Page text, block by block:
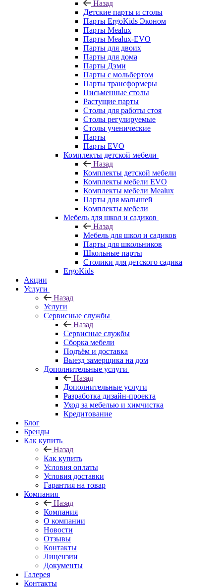
Назад
Детские парты и столы
Парты ErgoKids Эконом
Парты Mealux
Парты Mealux-EVO
Парты для двоих
Парты для дома
Парты Дэми
Парты с мольбертом
Парты трансформеры
Письменные столы
Растущие парты
Столы для работы стоя
Столы регулируемые
Столы ученические
Парты
Парты EVO
Комплекты детской мебели
Назад
Комплекты детской мебели
Комплекты мебели EVO
Комплекты мебели Mealux
Парты для малышей
Комплекты мебели
Мебель для школ и садиков
Назад
Мебель для школ и садиков
Парты для школьников
Школьные парты
Столики для детского садика
ErgoKids
Акции
Услуги
Назад
Услуги
Сервисные службы
Назад
Сервисные службы
Сборка мебели
Подъём и доставка
Выезд замерщика на дом
Дополнительные услуги
Назад
Дополнительные услуги
Разработка дизайн-проекта
Уход за мебелью и химчистка
Кредитование
Блог
Бренды
Как купить
Назад
Как купить
Условия оплаты
Условия доставки
Гарантия на товар
Компания
Назад
Компания
О компании
Новости
Отзывы
Контакты
Лицензии
Документы
Галерея
Контакты